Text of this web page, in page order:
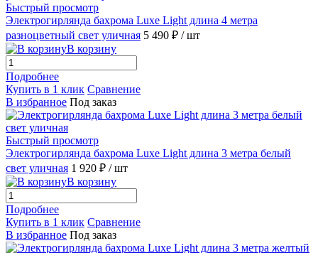
Быстрый просмотр
Электрогирлянда бахрома Luxe Light длина 4 метра
разноцветный свет уличная 5 490 ₽ / шт
В корзину
Подробнее
Купить в 1 клик Сравнение
В избранное Под заказ
Быстрый просмотр
Электрогирлянда бахрома Luxe Light длина 3 метра белый
свет уличная 1 920 ₽ / шт
В корзину
Подробнее
Купить в 1 клик Сравнение
В избранное Под заказ